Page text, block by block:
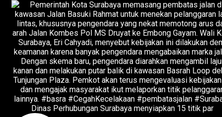
Dinas Perhubungan Surabaya menyiapkan 15 titik par